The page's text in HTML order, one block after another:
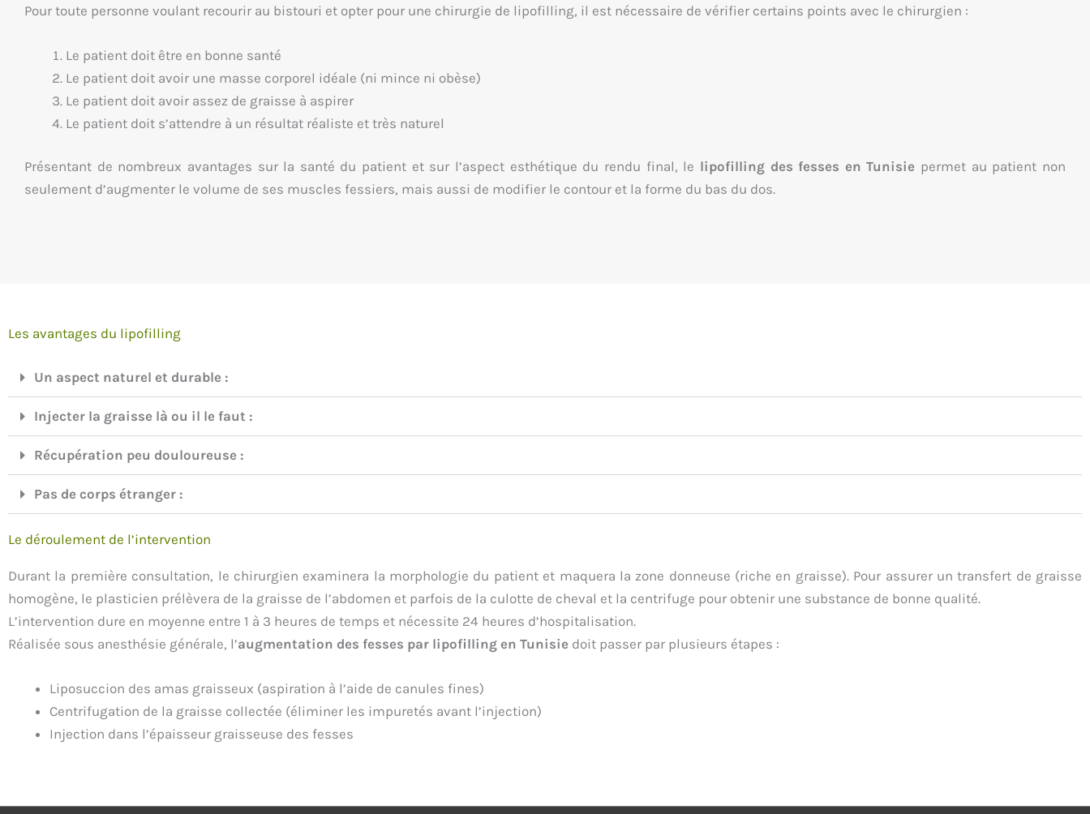
Pour toute personne voulant recourir au bistouri et opter pour une chirurgie de lipofilling, il est nécessaire de vérifier certains points avec le chirurgien :
Le patient doit être en bonne santé
Le patient doit avoir une masse corporel idéale (ni mince ni obèse)
Le patient doit avoir assez de graisse à aspirer
Le patient doit s’attendre à un résultat réaliste et très naturel
Présentant de nombreux avantages sur la santé du patient et sur l’aspect esthétique du rendu final, le lipofilling des fesses en Tunisie permet au patient non
seulement d’augmenter le volume de ses muscles fessiers, mais aussi de modifier le contour et la forme du bas du dos.
Les avantages du lipofilling
Un aspect naturel et durable :
Injecter la graisse là ou il le faut :
Récupération peu douloureuse :
Pas de corps étranger :
Le déroulement de l’intervention
Durant la première consultation, le chirurgien examinera la morphologie du patient et maquera la zone donneuse (riche en graisse). Pour assurer un transfert de graisse
homogène, le plasticien prélèvera de la graisse de l’abdomen et parfois de la culotte de cheval et la centrifuge pour obtenir une substance de bonne qualité.
L’intervention dure en moyenne entre 1 à 3 heures de temps et nécessite 24 heures d’hospitalisation.
Réalisée sous anesthésie générale, l’augmentation des fesses par lipofilling en Tunisie doit passer par plusieurs étapes :
Liposuccion des amas graisseux (aspiration à l’aide de canules fines)
Centrifugation de la graisse collectée (éliminer les impuretés avant l’injection)
Injection dans l’épaisseur graisseuse des fesses